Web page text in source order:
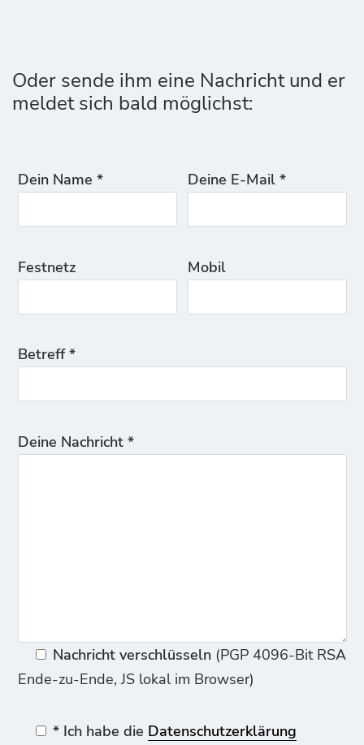
Oder sende ihm eine Nachricht und er
meldet sich bald möglichst:
Dein Name * Deine E-Mail *
Festnetz Mobil
Betreff *
Deine Nachricht *
Nachricht verschlüsseln(PGP 4096-Bit RSA
Ende-zu-Ende, JS lokal im Browser)
* Ich habe die Datenschutzerklärung